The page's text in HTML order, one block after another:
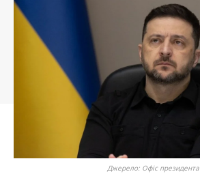
Джерело: Офіс президента